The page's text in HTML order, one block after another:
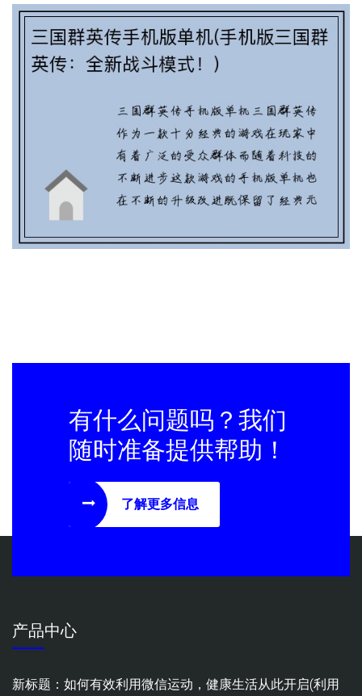
三国群英传手机版单机(手机版三国群英
传：全新战斗模式！)
有什么问题吗？我们
随时准备提供帮助！
了解更多信息
产品中心
新标题：如何有效利用微信运动，健康生活从此开启(利用